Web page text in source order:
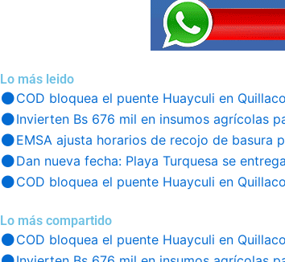
Lo más leido
COD bloquea el puente Huayculi en
Invierten Bs 676 mil en insumos agrícolas
EMSA ajusta horarios de recojo de basura
Dan nueva fecha: Playa Turquesa se
COD bloquea el puente Huayculi en
Lo más compartido
COD bloquea el puente Huayculi en